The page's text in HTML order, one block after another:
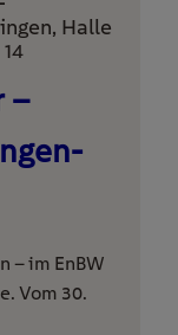
Halle
–
– im EnBW
Vom 30.